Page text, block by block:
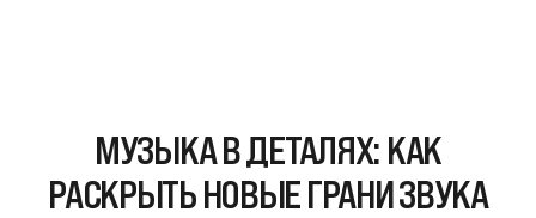
МУЗЫКА В ДЕТАЛЯХ: КАК
РАСКРЫТЬ НОВЫЕ ГРАНИ ЗВУКА